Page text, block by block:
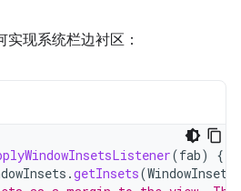
现系统栏边衬区：
(fab) {
.getInsets(